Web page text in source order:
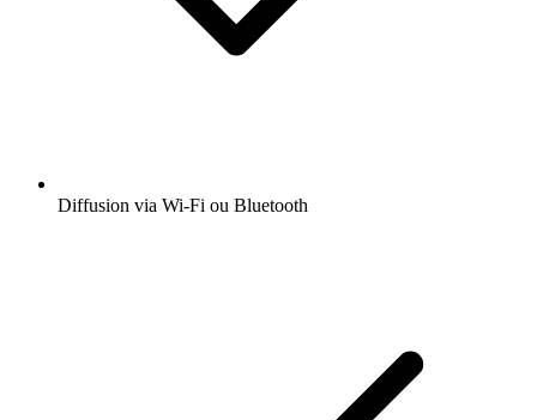
Diffusion via Wi-Fi ou Bluetooth